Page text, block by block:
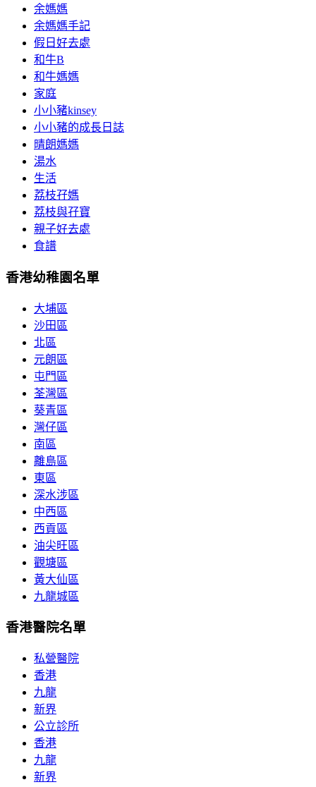
余媽媽
余媽媽手記
假日好去處
和牛B
和牛媽媽
家庭
小小豬kinsey
小小豬的成長日誌
晴朗媽媽
湯水
生活
荔枝孖媽
荔枝與孖寶
親子好去處
食譜
香港幼稚園名單
大埔區
沙田區
北區
元朗區
屯門區
荃灣區
葵青區
灣仔區
南區
離島區
東區
深水涉區
中西區
西貢區
油尖旺區
觀塘區
黃大仙區
九龍城區
香港醫院名單
私營醫院
香港
九龍
新界
公立診所
香港
九龍
新界